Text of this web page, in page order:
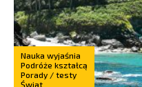
Nauka wyjaśnia
Podróże kształcą
Porady / testy
Świat